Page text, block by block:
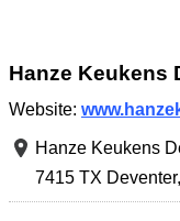
Hanze Keukens
Website:
Hanze Keukens
7415 TX Deventer,